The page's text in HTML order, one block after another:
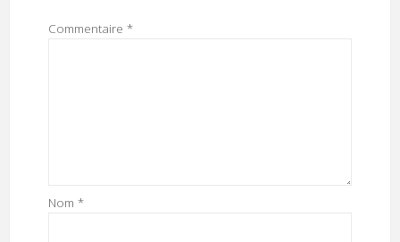
Commentaire *
Nom *